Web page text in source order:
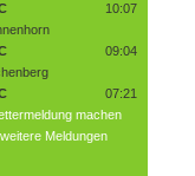
10:07
09:04
07:21
machen
weitere Meldungen